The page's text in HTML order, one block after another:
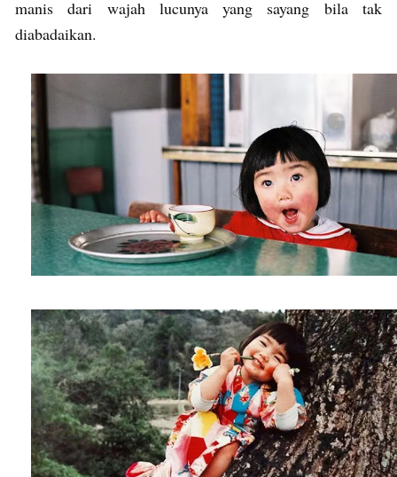
manis dari wajah lucunya yang sayang bila tak
diabadaikan.